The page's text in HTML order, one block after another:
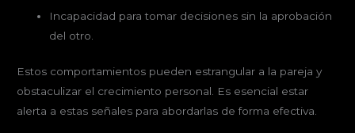
Incapacidad para tomar decisiones sin la aprobación
del otro.
Estos comportamientos pueden estrangular a la pareja y
obstaculizar el crecimiento personal. Es esencial estar
alerta a estas señales para abordarlas de forma efectiva.